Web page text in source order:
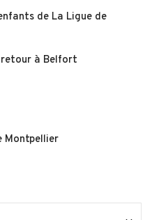
de La Ligue de
retour à Belfort
Montpellier